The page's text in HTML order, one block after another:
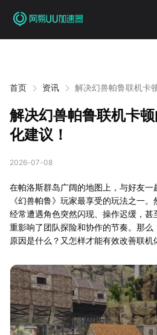
首页 资讯 解决幻兽帕鲁联机卡
解决幻兽帕鲁联机卡
化建议！
2026-07-08
在帕洛斯群岛广阔的地图上，与好友
《幻兽帕鲁》玩家最享受的玩法之一
经常遭遇角色突然闪现、操作迟缓，
重影响了团队探险和协作的节奏。那
原因是什么？又怎样才能有效改善联机